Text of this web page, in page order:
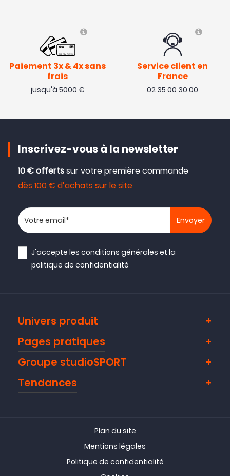
Paiement 3x & 4x sans
frais
jusqu'à 5000 €
Service client en
France
02 35 00 30 00
Inscrivez-vous à la newsletter
10 € offertssur votre première commande
dès 100 € d’achats sur le site
Votre adresse email
J'accepte lesconditions générales et la
politique de confidentialité
Univers produit
Pages pratiques
Groupe studioSPORT
Tendances
Plan du site
Mentions légales
Politique de confidentialité